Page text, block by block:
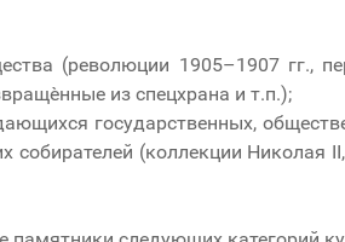
(революции 1905–1907 гг.,
из спецхрана и т.п.);
государственных,
(коллекции Николая